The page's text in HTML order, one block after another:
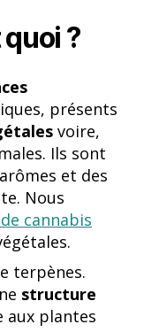
?
présents
voire,
Ils sont
et des
Nous
cannabis
terpènes.
structure
aux plantes